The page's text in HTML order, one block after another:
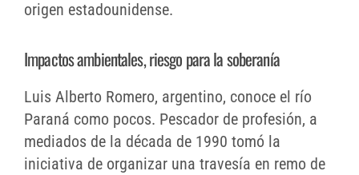
origen estadounidense.
Impactos ambientales, riesgo para la soberanía
Luis Alberto Romero, argentino, conoce el río
Paraná como pocos. Pescador de profesión, a
mediados de la década de 1990 tomó la
iniciativa de organizar una travesía en remo de